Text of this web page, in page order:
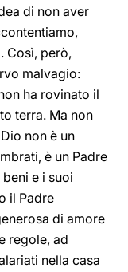
di non aver
Così, però,
malvagio:
ha rovinato il
terra. Ma non
non è un
è un Padre
e i suoi
il Padre
di amore
regole, ad
nella casa